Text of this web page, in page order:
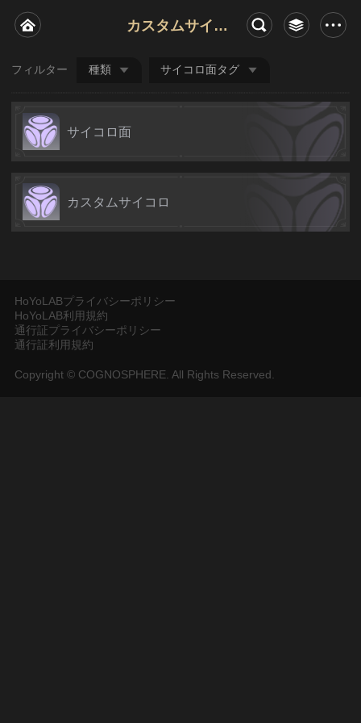
カスタムサイコロ
フィルター 種類 サイコロ面タグ
サイコロ面
カスタムサイコロ
HoYoLABプライバシーポリシー
HoYoLAB利用規約
通行証プライバシーポリシー
通行証利用規約
Copyright © COGNOSPHERE. All Rights Reserved.